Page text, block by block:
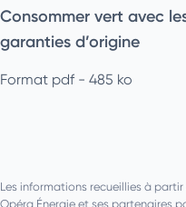
Consommer vert avec
garanties d’origine
Format pdf - 485 ko
Les informations recueillies à
Opéra Énergie et ses partenaires